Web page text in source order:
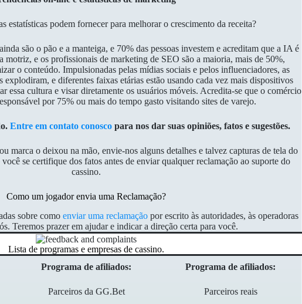
estatísticas podem fornecer para melhorar o crescimento da receita?
são o pão e a manteiga, e 70% das pessoas investem e acreditam que a IA é
motriz, e os profissionais de marketing de SEO são a maioria, mais de 50%,
o conteúdo. Impulsionadas pelas mídias sociais e pelos influenciadores, as
explodiram, e diferentes faixas etárias estão usando cada vez mais dispositivos
essa cultura e visar diretamente os usuários móveis. Acredita-se que o comércio
por 75% ou mais do tempo gasto visitando sites de varejo.
Entre em contato conoscopara nos dar suas opiniões, fatos e sugestões.
marca o deixou na mão, envie-nos alguns detalhes e talvez capturas de tela do
se certifique dos fatos antes de enviar qualquer reclamação ao suporte do
cassino.
Como um jogador envia uma Reclamação?
sobre comoenviar uma reclamação por escrito às autoridades, às operadoras
Teremos prazer em ajudar e indicar a direção certa para você.
Lista de programas e empresas de cassino.
Programa de afiliados:
Parceiros da GG.Bet
Programa de afiliados:
Parceiros reais